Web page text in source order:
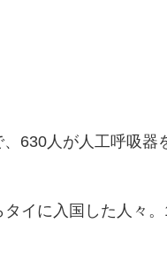
630人が人工呼吸器
イに入国した人々